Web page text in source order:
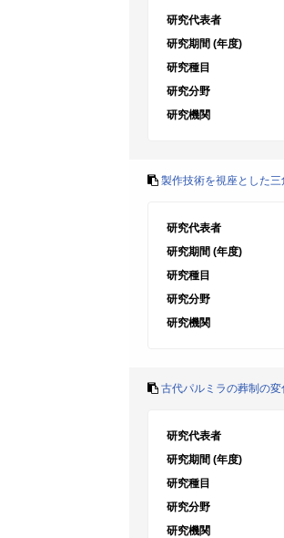
研究代表者
研究期間 (年度)
研究種目
研究分野
研究機関
製作技術を視座とした
研究代表者
研究期間 (年度)
研究種目
研究分野
研究機関
古代パルミラの葬制の
研究代表者
研究期間 (年度)
研究種目
研究分野
研究機関